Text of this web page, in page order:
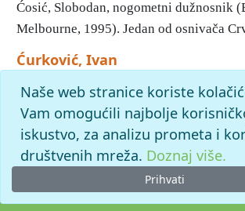
Ćosić, Slobodan, nogometni dužnosnik
Melbourne, 1995). Jedan od osnivača
Ćurković, Ivan
slovoć: pronađenih odgovora: 4; vrijeme
7 ms
Naše web stranice koriste
Vam omogućili najbolje
iskustvo, za analizu prometa i
društvenih mreža. Doznaj više.
Prihvati
© 2026. -Leksikografski zavodMiroslav